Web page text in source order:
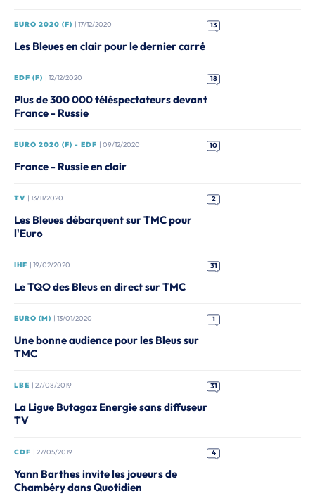
EURO 2020 (F) | 17/12/2020 13
Les Bleues en clair pour le dernier carré
EDF (F) | 12/12/2020 18
Plus de 300 000 téléspectateurs devant
France - Russie
EURO 2020 (F) - EDF | 09/12/2020 10
France - Russie en clair
TV | 13/11/2020 2
Les Bleues débarquent sur TMC pour
l'Euro
IHF | 19/02/2020 31
Le TQO des Bleus en direct sur TMC
EURO (M) | 13/01/2020 1
Une bonne audience pour les Bleus sur
TMC
LBE | 27/08/2019 31
La Ligue Butagaz Energie sans diffuseur
TV
CDF | 27/05/2019 4
Yann Barthes invite les joueurs de
Chambéry dans Quotidien